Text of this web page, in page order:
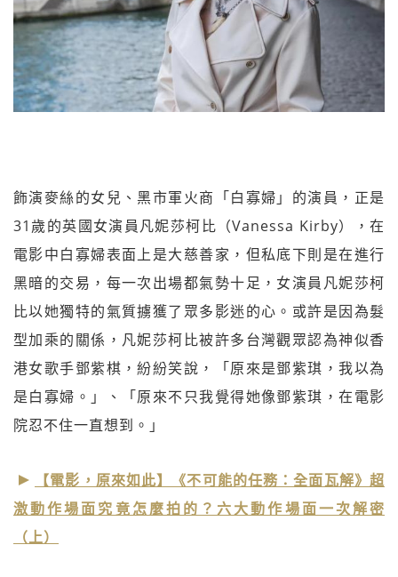
飾演麥絲的女兒、黑市軍火商「白寡婦」的演員，正是
31歲的英國女演員凡妮莎柯比（Vanessa Kirby），在
電影中白寡婦表面上是大慈善家，但私底下則是在進行
黑暗的交易，每一次出場都氣勢十足，女演員凡妮莎柯
比以她獨特的氣質擄獲了眾多影迷的心。或許是因為髮
型加乘的關係，凡妮莎柯比被許多台灣觀眾認為神似香
港女歌手鄧紫棋，紛紛笑說，「原來是鄧紫琪，我以為
是白寡婦。」、「原來不只我覺得她像鄧紫琪，在電影
院忍不住一直想到。」
【電影，原來如此】《不可能的任務：全面瓦解》超
激動作場面究竟怎麼拍的？六大動作場面一次解密
（上）